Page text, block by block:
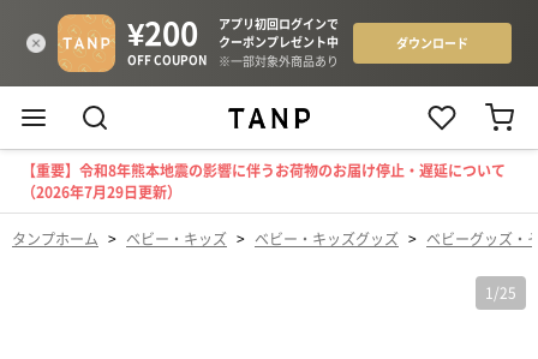
【重要】令和8年熊本地震の影響に伴うお荷物のお届け停止・遅延について
（2026年7月29日更新）
タンプホーム > ベビー・キッズ > ベビー・キッズグッズ > ベビーグッズ・
1 /25